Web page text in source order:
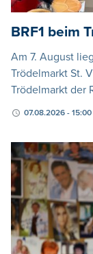
BRF1 beim
Am 7. August
Trödelmarkt St.
Trödelmarkt der
07.08.2026 -